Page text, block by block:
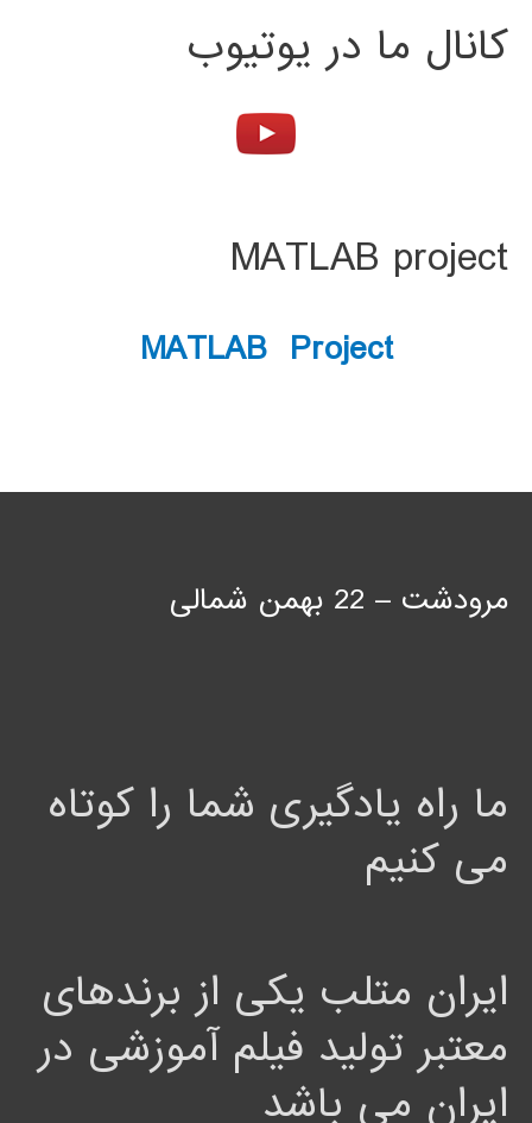
کانال ما در یوتیوب
MATLAB project
MATLAB Project
مرودشت – 22 بهمن شمالی
ما راه یادگیری شما را کوتاه
می کنیم
ایران متلب یکی از برندهای
معتبر تولید فیلم آموزشی در
ایران می باشد